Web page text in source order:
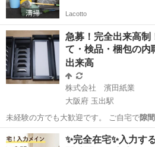
Lacotto
急募！完全出来高制
て・検品・梱包の内
出来高
株式会社 濱田紙業
大阪府 玉出駅
未経験の方でも大歓迎です。 ご自宅で隙間
んか？ …
大阪 大阪市 玉出駅 その他
✨完全在宅✨入力す